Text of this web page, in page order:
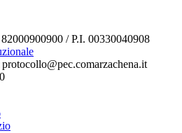
/ P.I. 00330040908